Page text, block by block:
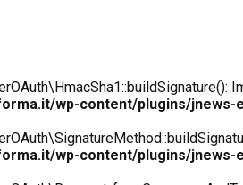
wp-content/plugins/jnews-
wp-content/plugins/